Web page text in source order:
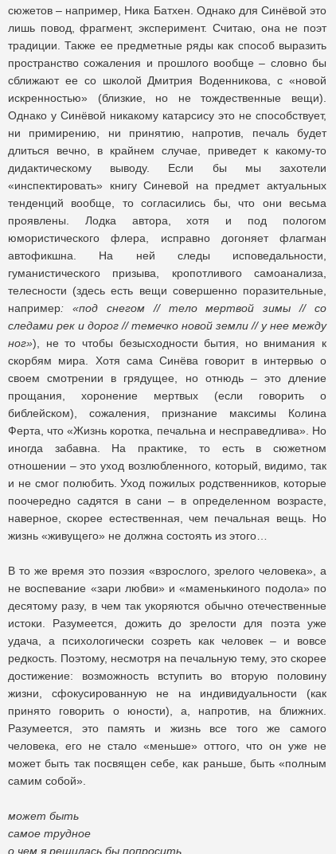
сюжетов – например, Ника Батхен. Однако для Синёвой это
лишь повод, фрагмент, эксперимент. Считаю, она не поэт
традиции. Также ее предметные ряды как способ выразить
пространство сожаления и прошлого вообще – словно бы
сближают ее со школой Дмитрия Воденникова, с «новой
искренностью» (близкие, но не тождественные вещи).
Однако у Синёвой никакому катарсису это не способствует,
ни примирению, ни принятию, напротив, печаль будет
длиться вечно, в крайнем случае, приведет к какому-то
дидактическому выводу. Если бы мы захотели
«инспектировать» книгу Синевой на предмет актуальных
тенденций вообще, то согласились бы, что они весьма
проявлены. Лодка автора, хотя и под пологом
юмористического флера, исправно догоняет флагман
автофикшна. На ней следы исповедальности,
гуманистического призыва, кропотливого самоанализа,
телесности (здесь есть вещи совершенно поразительные,
например: «под снегом // тело мертвой зимы // со
следами рек и дорог // темечко новой земли // у нее между
ног»), не то чтобы безысходности бытия, но внимания к
скорбям мира. Хотя сама Синёва говорит в интервью о
своем смотрении в грядущее, но отнюдь – это дление
прощания, хоронение мертвых (если говорить о
библейском), сожаления, признание максимы Колина
Ферта, что «Жизнь коротка, печальна и несправедлива». Но
иногда забавна. На практике, то есть в сюжетном
отношении – это уход возлюбленного, который, видимо, так
и не смог полюбить. Уход пожилых родственников, которые
поочередно садятся в сани – в определенном возрасте,
наверное, скорее естественная, чем печальная вещь. Но
жизнь «живущего» не должна состоять из этого…
В то же время это поэзия «взрослого, зрелого человека», а
не воспевание «зари любви» и «маменькиного подола» по
десятому разу, в чем так укоряются обычно отечественные
истоки. Разумеется, дожить до зрелости для поэта уже
удача, а психологически созреть как человек – и вовсе
редкость. Поэтому, несмотря на печальную тему, это скорее
достижение: возможность вступить во вторую половину
жизни, сфокусированную не на индивидуальности (как
принято говорить о юности), а, напротив, на ближних.
Разумеется, это память и жизнь все того же самого
человека, его не стало «меньше» оттого, что он уже не
может быть так посвящен себе, как раньше, быть «полным
самим собой».
может быть
самое трудное
о чем я решилась бы попросить